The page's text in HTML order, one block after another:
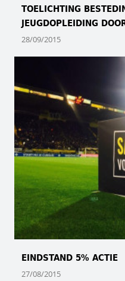
TOELICHTING
JEUGDOPLEIDING
28/09/2015
EINDSTAND 5% ACTIE
27/08/2015